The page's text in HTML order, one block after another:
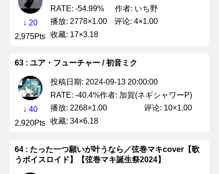
↓ 20
2,975Pts
RATE: -54.99%
作者: いち野
播放: 2778×1.00
评论: 4×1.00
收藏: 17×3.18
63 : ユア・フューチャー / 初音ミク
↓ 40
2,920Pts
投稿日期: 2024-09-13 20:00:00
RATE: -40.4%作者: 加賀(ネギシャワーP)
播放: 2268×1.00
评论: 10×1.00
收藏: 34×6.18
64 : たった一つ願いが叶うなら／弦巻マキcover【歌
うボイスロイド】【弦巻マキ誕生祭2024】